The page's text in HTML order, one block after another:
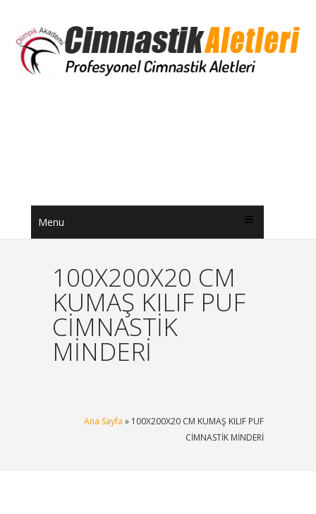
Menu
100X200X20 CM
KUMAŞ KILIF PUF
CİMNASTİK
MİNDERİ
Ana Sayfa » 100X200X20 CM KUMAŞ KILIF PUF
CİMNASTİK MİNDERİ